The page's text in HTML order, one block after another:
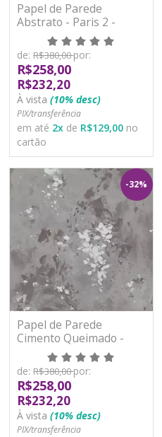
Papel de Parede
Abstrato - Paris 2 -
PA101604R - Vinílico -
TNT
de: R$380,00por:
R$258,00
R$232,20
À vista (10% desc)
PIX/transferência
em até 2x de R$129,00 no
cartão
-32%
Papel de Parede
Cimento Queimado -
Paris 2 - PA101702R -
Vinílico - TNT
de: R$380,00por:
R$258,00
R$232,20
À vista (10% desc)
PIX/transferência